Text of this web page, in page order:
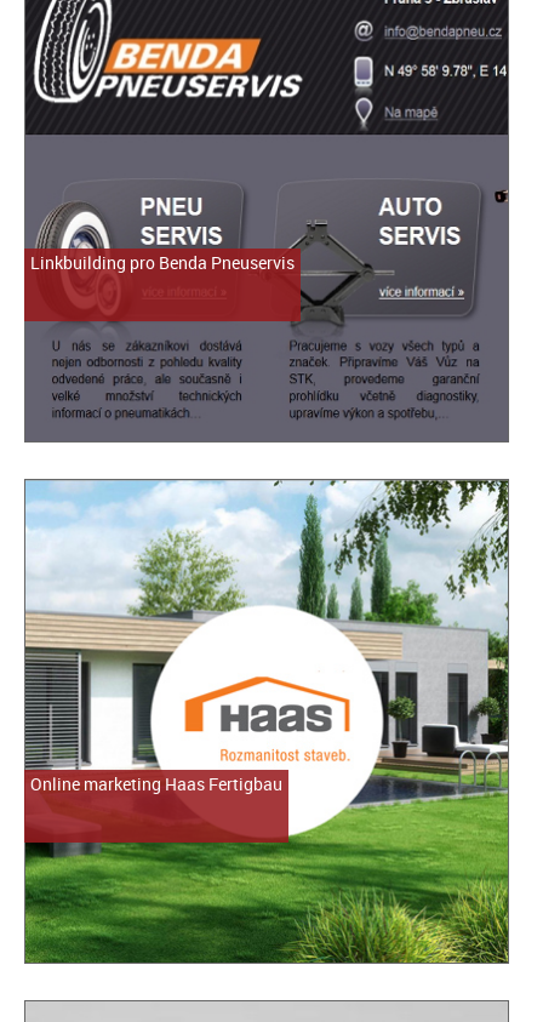
Linkbuilding pro Benda Pneuservis
Online marketing Haas Fertigbau